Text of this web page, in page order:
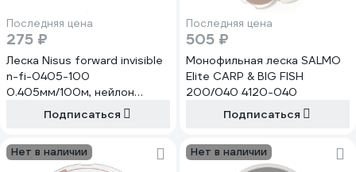
Последняя цена
275 ₽
Леска Nisus forward invisible
n-fi-0405-100
0.405мм/100м, нейлон
00000309066
Подписаться
Последняя цена
505 ₽
Монофильная леска SALMO
Elite CARP & BIG FISH
200/040 4120-040
Подписаться
Нет в наличии Нет в наличии